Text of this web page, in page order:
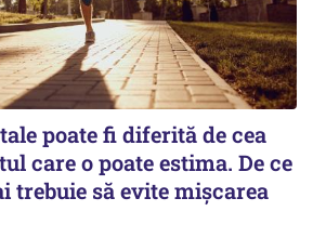
poate fi diferită de cea
care o poate estima. De ce
trebuie să evite mișcarea